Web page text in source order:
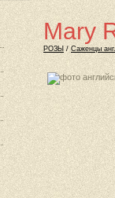
Mary
РОЗЫ /Саженцы